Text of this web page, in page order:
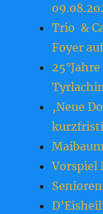
Trio &
Foyer
‚Neue
Vorspiel